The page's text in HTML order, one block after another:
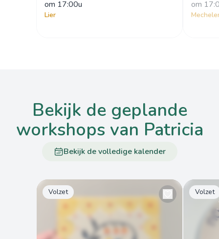
om 17:00u
Lier
om
bekijk de geplande
workshops van Patricia
Bekijk de volledige kalender
Volzet Volzet